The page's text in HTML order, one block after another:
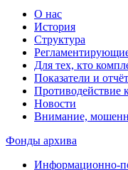
О нас
История
Структура
Для тех, кто
Показатели и
Противодействие
Новости
Внимание,
Фонды архива
Информационно-